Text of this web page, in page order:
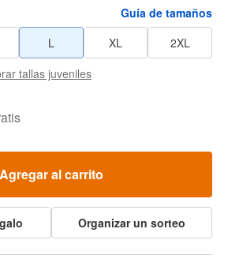
Guía de tamaños
L XL
2XL
tallas juveniles
Agregar al carrito
Organizar un sorteo